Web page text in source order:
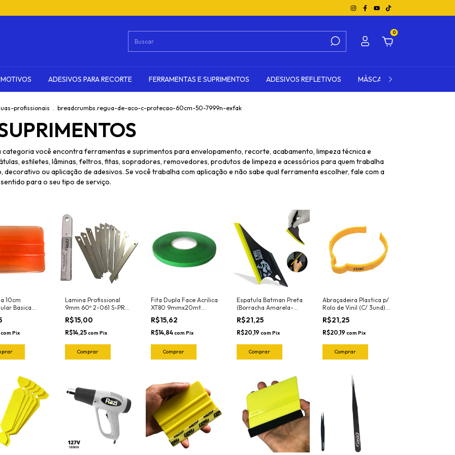
0
ADESIVOS PARA RECORTE FERRAMENTAS E SUPRIMENTOS ADESIVOS REFLETIVOS MÁSCARA DE TRANSFERÊNCIA
profissionais . breadcrumbs.regua-de-aco-c-protecao-60cm-50-7999n-exfak
você encontra ferramentas e suprimentos para envelopamento, recorte, acabamento, limpeza técnica e
estiletes, lâminas, feltros, fitas, sopradores, removedores, produtos de limpeza e acessórios para quem trabalha
ou aplicação de adesivos. Se você trabalha com aplicação e não sabe qual ferramenta escolher, fale com a
para o seu tipo de serviço.
10cm
Basica
Flexivel)
com Pix
Lamina Profissional
9mm 60º 2-061 S-PRO
(CX 10und) Exfak
R$15,00
R$14,25com Pix
Fita Dupla Face Acrilica
XT80 9mmx20mt
Adere
R$15,62
R$14,84com Pix
Espatula Batman Preta
(Borracha Amarela-
Flexivel) 50-2030
Exfak
R$21,25
R$20,19 com Pix
Abraçadeira Plastica p/
Rolo de Vinil (C/ 3und)
83-6112 Exfak
R$21,25
R$20,19 com Pix